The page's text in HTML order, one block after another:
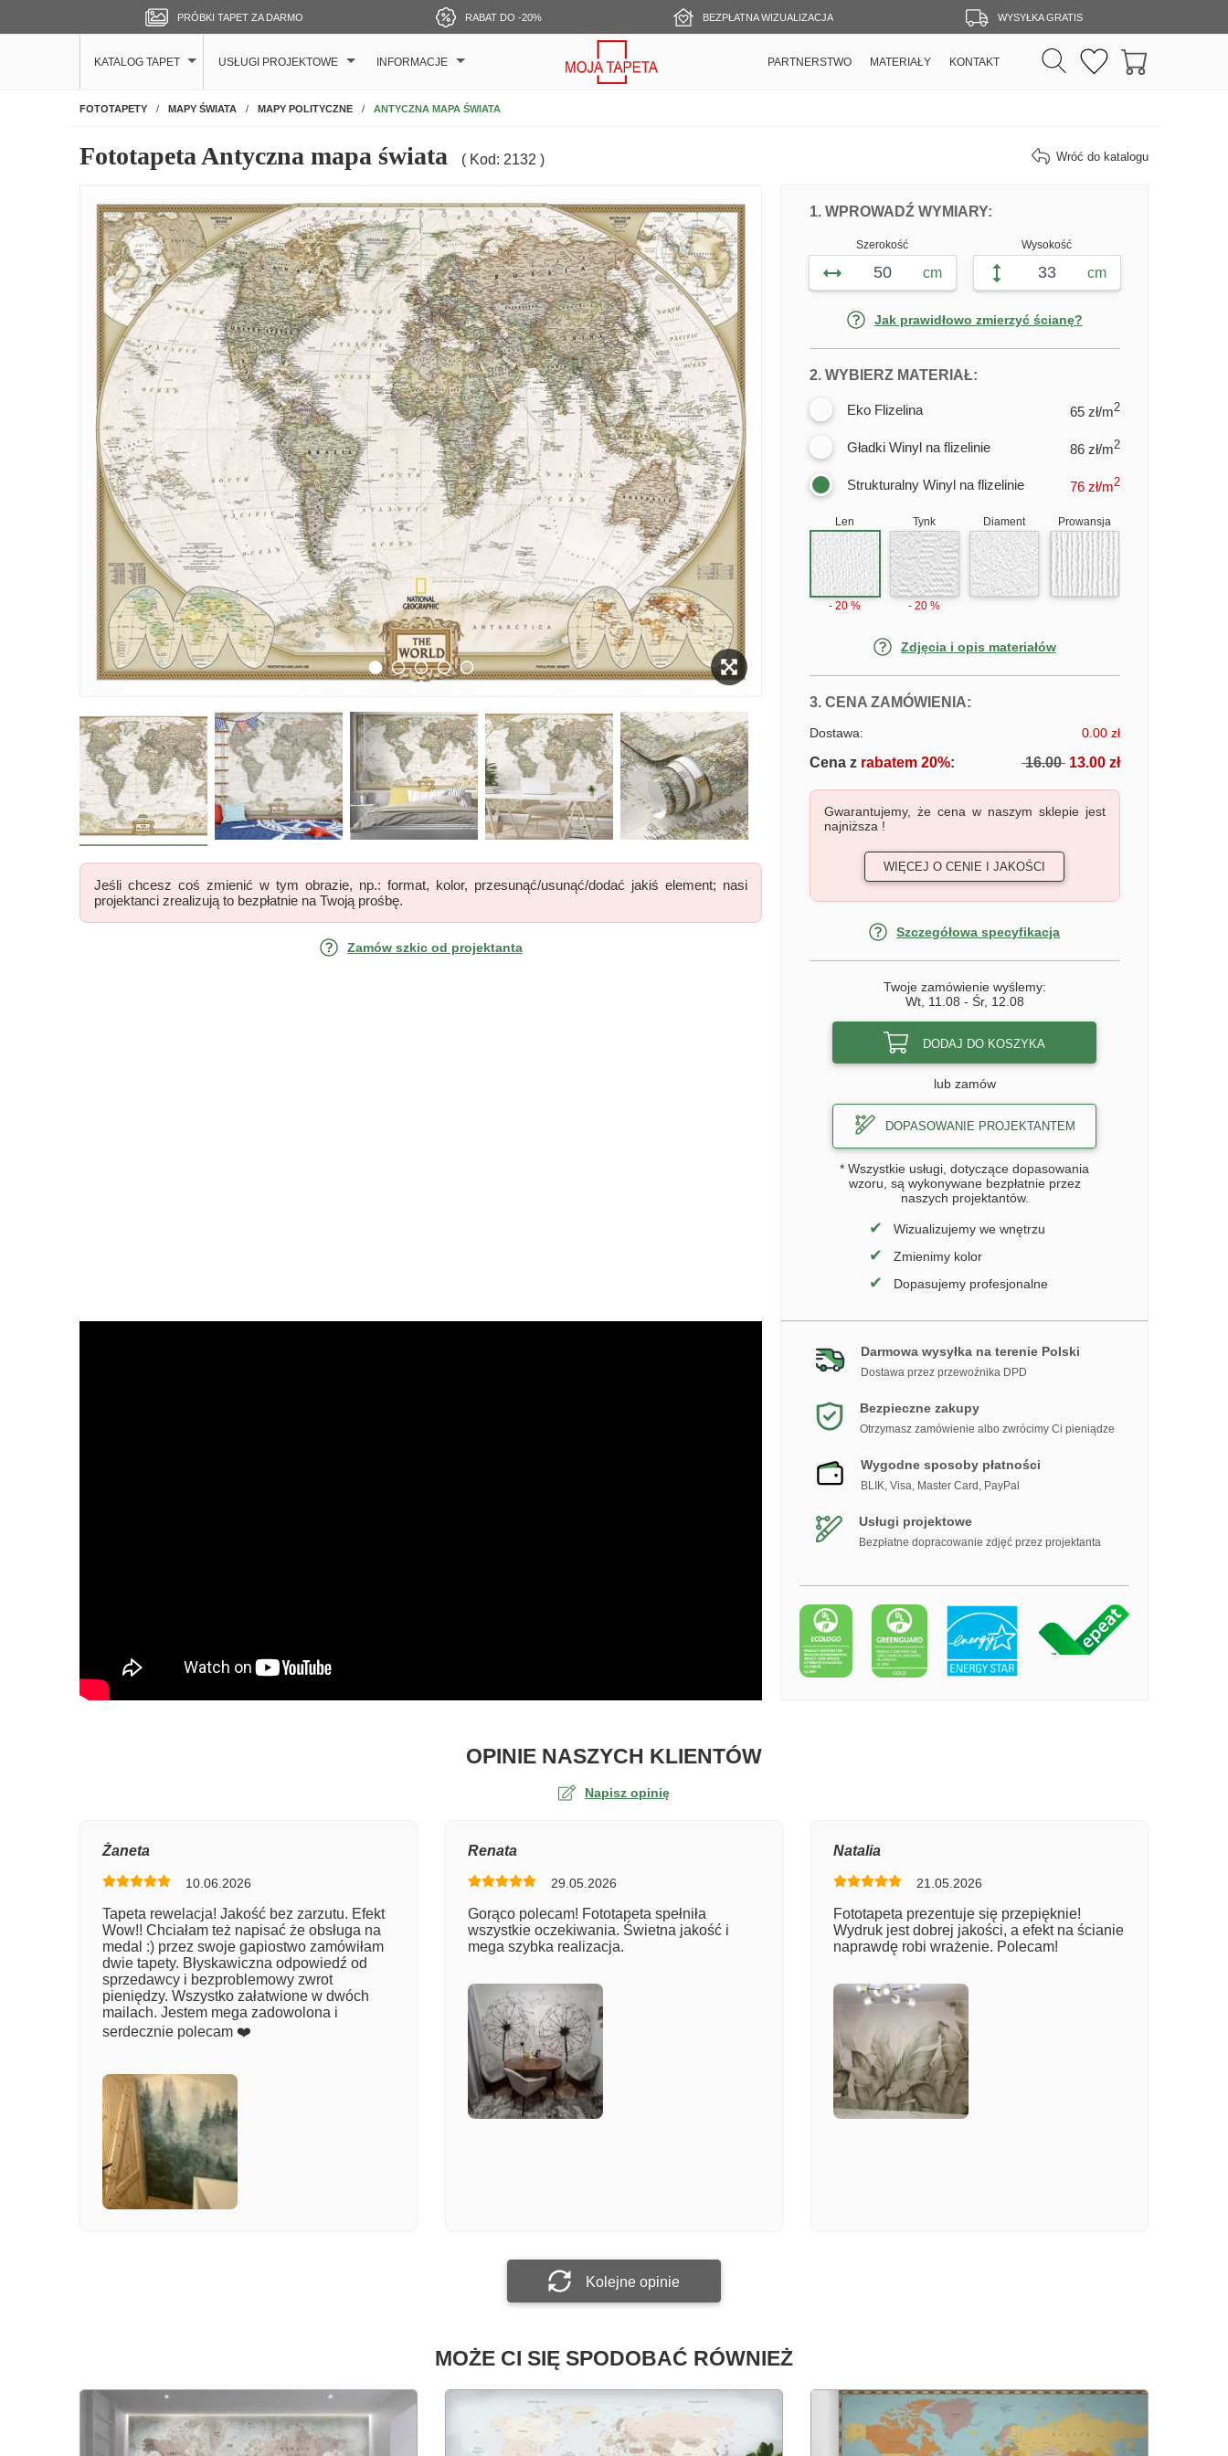
PRÓBKI TAPET ZA DARMO RABAT DO -20% BEZPŁATNA WIZUALIZACJA WYSYŁKA GRATIS
KATALOG TAPET USŁUGI PROJEKTOWE INFORMACJE PARTNERSTWO MATERIAŁY KONTAKT
FOTOTAPETYNA ŚCIANĘ
MAPY ŚWIATA MAPY POLITYCZNE ANTYCZNA MAPA ŚWIATA
Fototapeta Antyczna mapa świata ( Kod: 2132 ) Wróć do katalogu
Jeśli chcesz coś zmienić w tym obrazie, np.: format, kolor, przesunąć/usunąć/dodać jakiś element; nasi
projektanci zrealizują to bezpłatnie na Twoją prośbę.
Zamów szkic od projektanta
DOPASUJ FOTOTAPETĘ ANTYCZNA
1. WPROWADŹ WYMIARY:FOTOTAPETY ANTYCZNA MAPA
Szerokość
cm
Wysokość
cm
Jak prawidłowo zmierzyć ścianę?
2. WYBIERZ MATERIAŁ:DLA FOTOTAPETY ANTYCZNA
Eko Flizelina 65 zł/m2
Gładki Winyl na flizelinie 86 zł/m2
Strukturalny Winyl na flizelinie 76zł/m2
Len
- 20 %
Tynk
- 20 %
Diament Prowansja
Zdjęcia i opis materiałów
3. CENA ZAMÓWIENIA:FOTOTAPETY ANTYCZNA MAPA
Dostawa: 0.00 zł
Cena zrabatem 20%: 16.0013.00 zł
Gwarantujemy, że cena w naszym sklepie jest
najniższa !
WIĘCEJ O CENIE I JAKOŚCI
Szczegółowa specyfikacja
Twoje zamówienie wyślemy:
Wt, 11.08 - Śr, 12.08
DODAJ DO KOSZYKA
lub zamów
DOPASOWANIE PROJEKTANTEM
* Wszystkie usługi, dotyczące dopasowania
wzoru, są wykonywane bezpłatnie przez
naszych projektantów.
✔ Wizualizujemy we wnętrzu
✔ Zmienimy kolor
✔ Dopasujemy profesjonalne
Darmowa wysyłka na terenie Polski
Dostawa przez przewoźnika DPD
Bezpieczne zakupy
Otrzymasz zamówienie albo zwrócimy Ci pieniądze
Wygodne sposoby płatności
BLIK, Visa, Master Card, PayPal
Usługi projektowe
Bezpłatne dopracowanie zdjęć przez projektanta
OPINIE NASZYCH KLIENTÓWO TAPECIE ANTYCZNA MAPA ŚWIATA
Napisz opinię
Numer zamówienia
Załącz zdjęcie
Żaneta
10.06.2026
Tapeta rewelacja! Jakość bez zarzutu. Efekt
Wow!! Chciałam też napisać że obsługa na
medal :) przez swoje gapiostwo zamówiłam
dwie tapety. Błyskawiczna odpowiedź od
sprzedawcy i bezproblemowy zwrot
pieniędzy. Wszystko załatwione w dwóch
mailach. Jestem mega zadowolona i
serdecznie polecam ❤️
Renata
29.05.2026
Gorąco polecam! Fototapeta spełniła
wszystkie oczekiwania. Świetna jakość i
mega szybka realizacja.
Natalia
21.05.2026
Fototapeta prezentuje się przepięknie!
Wydruk jest dobrej jakości, a efekt na ścianie
naprawdę robi wrażenie. Polecam!
Kolejne opinie
MOŻE CI SIĘ SPODOBAĆ RÓWNIEŻ